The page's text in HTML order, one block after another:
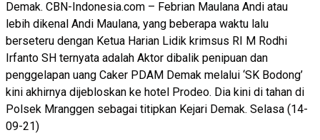
Demak. CBN-Indonesia.com – Febrian Maulana Andi atau
lebih dikenal Andi Maulana, yang beberapa waktu lalu
berseteru dengan Ketua Harian Lidik krimsus RI M Rodhi
Irfanto SH ternyata adalah Aktor dibalik penipuan dan
penggelapan uang Caker PDAM Demak melalui ‘SK Bodong’
kini akhirnya dijebloskan ke hotel Prodeo. Dia kini di tahan di
Polsek Mranggen sebagai titipkan Kejari Demak. Selasa (14-
09-21)